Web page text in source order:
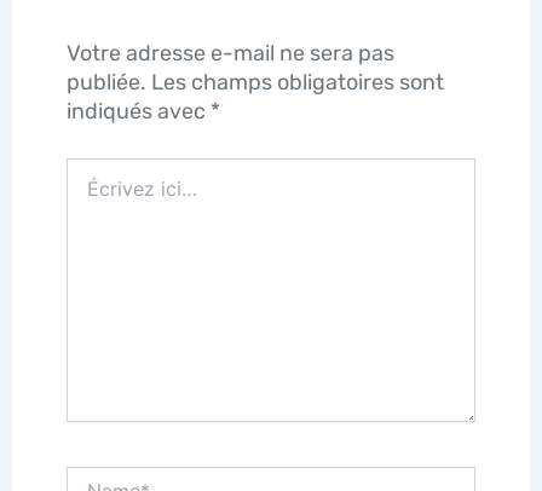
Votre adresse e-mail ne sera pas
publiée. Les champs obligatoires sont
indiqués avec *
ici…